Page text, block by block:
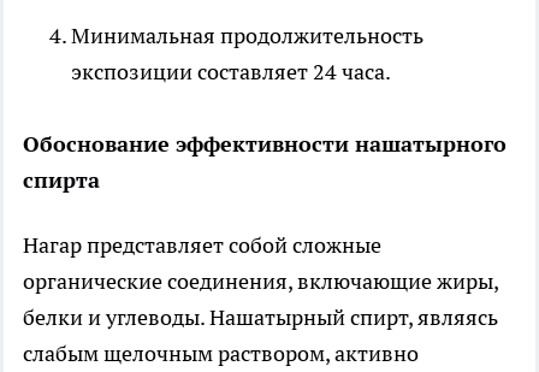
Минимальная продолжительность
экспозиции составляет 24 часа.
Обоснование эффективности нашатырного
спирта
Нагар представляет собой сложные
органические соединения, включающие жиры,
белки и углеводы. Нашатырный спирт, являясь
слабым щелочным раствором, активно